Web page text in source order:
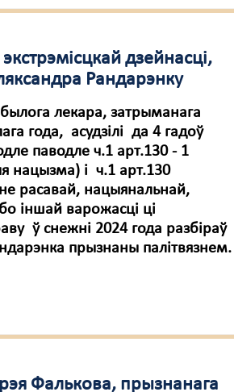
дзейнасці,
Рандарэнку
лекара, затрыманага
года, асудзілі да 4 гадоў
паводле ч.1 арт.130 - 1
нацызма) і ч.1 арт.130
расавай, нацыянальнай,
іншай варожасці ці
ў снежні 2024 года разбіраў
прызнаны палітвязнем.
Фалькова, прызнанага